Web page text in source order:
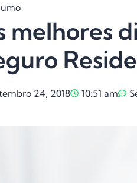
melhores
24, 2018 10:51 am